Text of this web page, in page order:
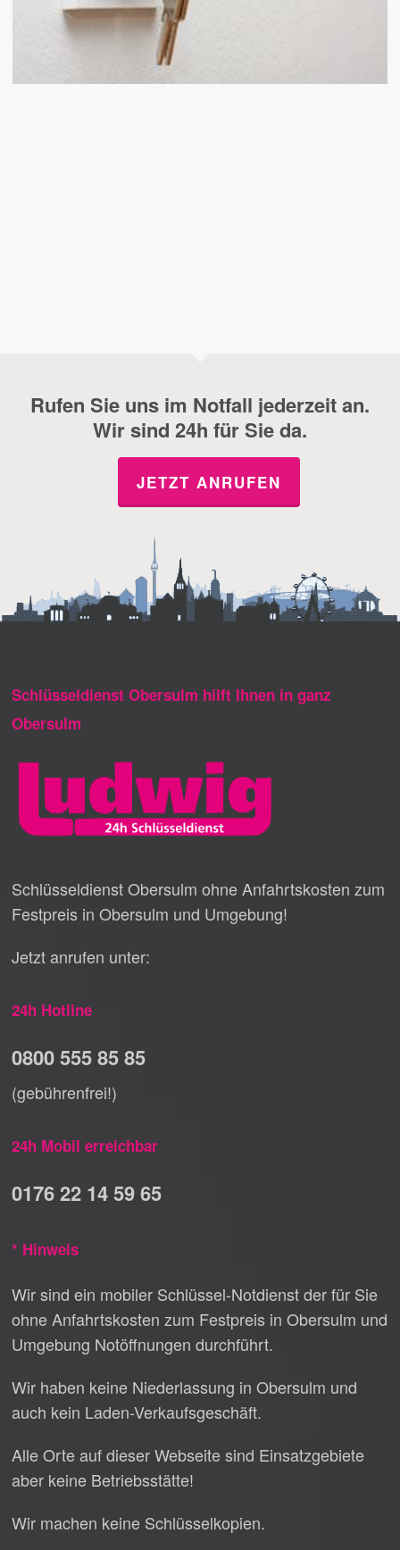
Rufen Sie uns im Notfall jederzeit an.
Wir sind 24h für Sie da.
JETZT ANRUFEN
Schlüsseldienst Obersulm hilft Ihnen in ganz
Obersulm
Schlüsseldienst Obersulm ohne Anfahrtskosten zum
Festpreis in Obersulm und Umgebung!
Jetzt anrufen unter:
24h Hotline
0800 555 85 85
(gebührenfrei!)
24h Mobil erreichbar
0176 22 14 59 65
* Hinweis
Wir sind ein mobiler Schlüssel-Notdienst der für Sie
ohne Anfahrtskosten zum Festpreis in Obersulm und
Umgebung Notöffnungen durchführt.
Wir haben keine Niederlassung in Obersulm und
auch kein Laden-Verkaufsgeschäft.
Alle Orte auf dieser Webseite sind Einsatzgebiete
aber keine Betriebsstätte!
Wir machen keine Schlüsselkopien.